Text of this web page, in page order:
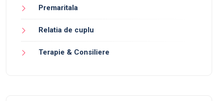
Premaritala
Relatia de cuplu
Terapie & Consiliere